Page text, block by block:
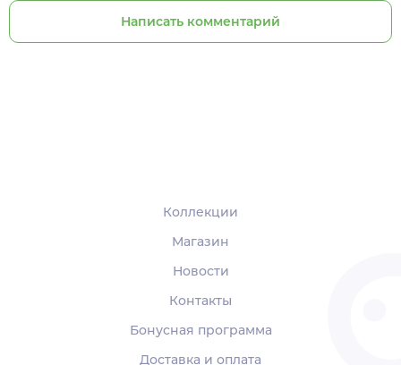
Написать комментарий
Коллекции
Магазин
Новости
Контакты
Бонусная программа
Доставка и оплата